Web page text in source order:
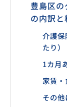
豊島区
の内訳
介護
たり）
1カ月
家賃
その